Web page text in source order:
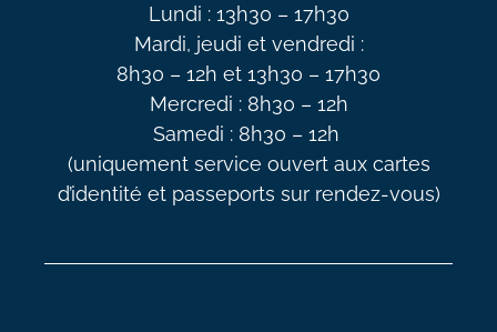
Lundi : 13h30 – 17h30
Mardi, jeudi et vendredi :
8h30 – 12h et 13h30 – 17h30
Mercredi : 8h30 – 12h
Samedi : 8h30 – 12h
(uniquement service ouvert aux cartes
d’identité et passeports sur rendez-vous)